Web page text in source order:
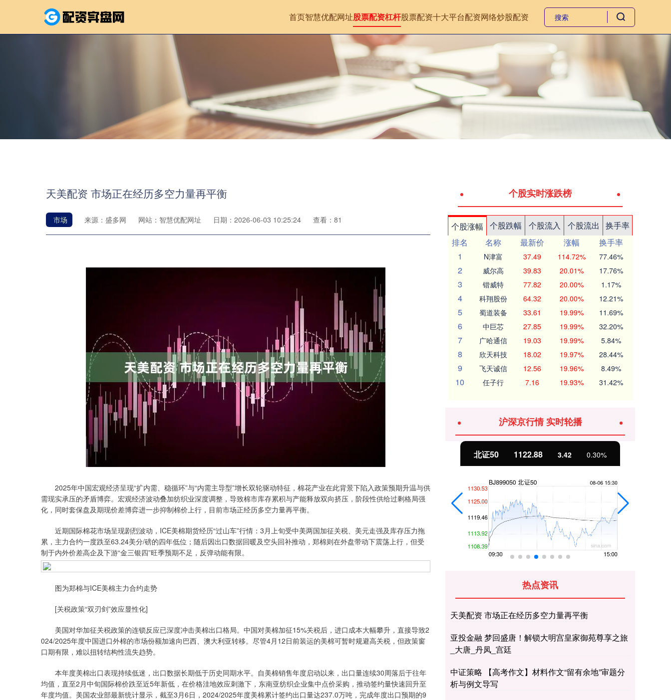
首页智慧优配网址股票配资杠杆股票配资十大平台配资网络炒股配资
天美配资 市场正在经历多空力量再平衡
市场 来源：盛多网 网站：智慧优配网址 日期：2026-06-03 10:25:24 查看：81
2025年中国宏观经济呈现“扩内需、稳循环”与“内需主导型”增长双轮驱动特征，棉花产业在此背景下陷入政策预期升温与供
需现实承压的矛盾博弈。宏观经济波动叠加纺织业深度调整，导致棉市库存累积与产能释放双向挤压，阶段性供给过剩格局强
化，同时套保盘及期现价差博弈进一步抑制棉价上行，目前市场正经历多空力量再平衡。
近期国际棉花市场呈现剧烈波动，ICE美棉期货经历“过山车”行情：3月上旬受中美两国加征关税、美元走强及库存压力拖
累，主力合约一度跌至63.24美分/磅的四年低位；随后因出口数据回暖及空头回补推动，郑棉则在外盘带动下震荡上行，但受
制于内外价差高企及下游“金三银四”旺季预期不足，反弹动能有限。
图为郑棉与ICE美棉主力合约走势
[关税政策“双刃剑”效应显性化]
美国对华加征关税政策的连锁反应已深度冲击美棉出口格局。中国对美棉加征15%关税后，进口成本大幅攀升，直接导致2
024/2025年度中国进口外棉的市场份额加速向巴西、澳大利亚转移。尽管4月12日前装运的美棉可暂时规避高关税，但政策窗
口期有限，难以扭转结构性流失趋势。
本年度美棉出口表现持续低迷，出口数据长期低于历史同期水平。自美棉销售年度启动以来，出口量连续30周落后于往年
均值，直至2月中旬国际棉价跌至近5年新低，在价格洼地效应刺激下，东南亚纺织企业集中点价采购，推动签约量快速回升至
年度均值。美国农业部最新统计显示，截至3月6日，2024/2025年度美棉累计签约出口量达237.0万吨，完成年度出口预期的9
个股实时涨跌榜
个股涨幅 个股跌幅 个股流入 个股流出
换手率
排名
名称 最新价 涨幅
换手率
1
N津富 37.49 114.72% 77.46%
2 威尔高 39.83 20.01% 17.76%
3 锴威特 77.82 20.00% 1.17%
4 科翔股份 64.32 20.00% 12.21%
5 蜀道装备 33.61 19.99% 11.69%
6 中巨芯 27.85 19.99% 32.20%
7 广哈通信 19.03 19.99% 5.84%
8 欣天科技 18.02 19.97% 28.44%
9 飞天诚信 12.56 19.96% 8.49%
10 任子行 7.16 19.93% 31.42%
沪深京行情 实时轮播
深证成指 北证50 1122.88 3.42 0.30%
热点资讯
天美配资 市场正在经历多空力量再平衡
亚投金融 梦回盛唐！解锁大明宫皇家御苑尊享之旅
_大唐_丹凤_宫廷
中证策略 【高考作文】材料作文“留有余地”审题分
析与例文导写